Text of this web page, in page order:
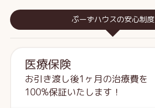
ぷーずハウスの安心制度
医療保険
お引き渡し後1ヶ月の治療費を
100%保証いたします！